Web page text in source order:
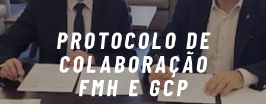
PROTOCOLO DE
COLABORAÇÃO
FMH E GCP